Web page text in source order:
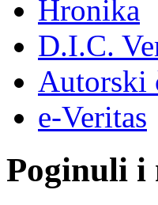
Hronika
D.I.C.
Autorski
e-Veritas
Poginuli i